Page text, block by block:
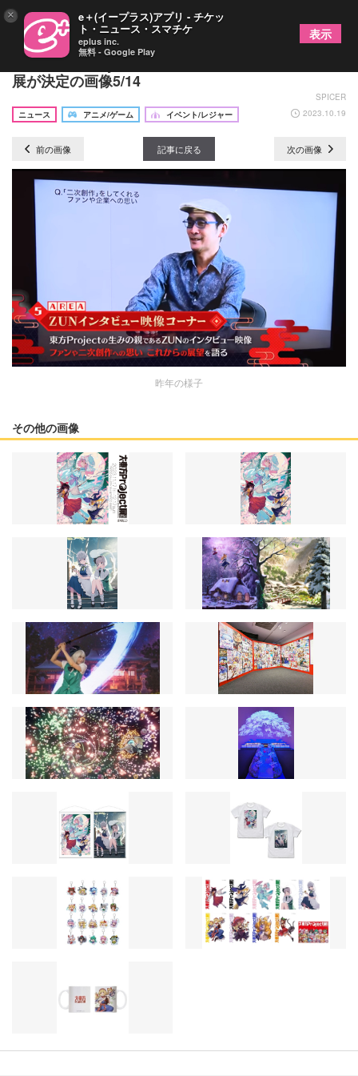
『大・東方Project展2023』名古屋PARCOでの巡回
展が決定の画像5/14
SPICER
ニュース
アニメ/ゲーム イベント/レジャー 2023.10.19
前の画像 記事に戻る 次の画像
昨年の様子
その他の画像
× e＋(イープラス)アプリ - チケッ
ト・ニュース・スマチケ
eplus inc.
無料 - Google Play
表示